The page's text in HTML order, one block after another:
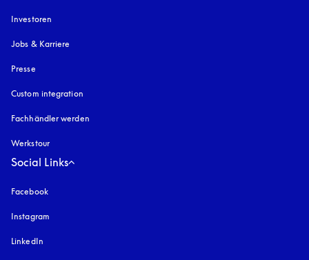
Investoren
Jobs & Karriere
Presse
Custom integration
Fachhändler werden
Werkstour
Social Links
Facebook
Instagram
LinkedIn